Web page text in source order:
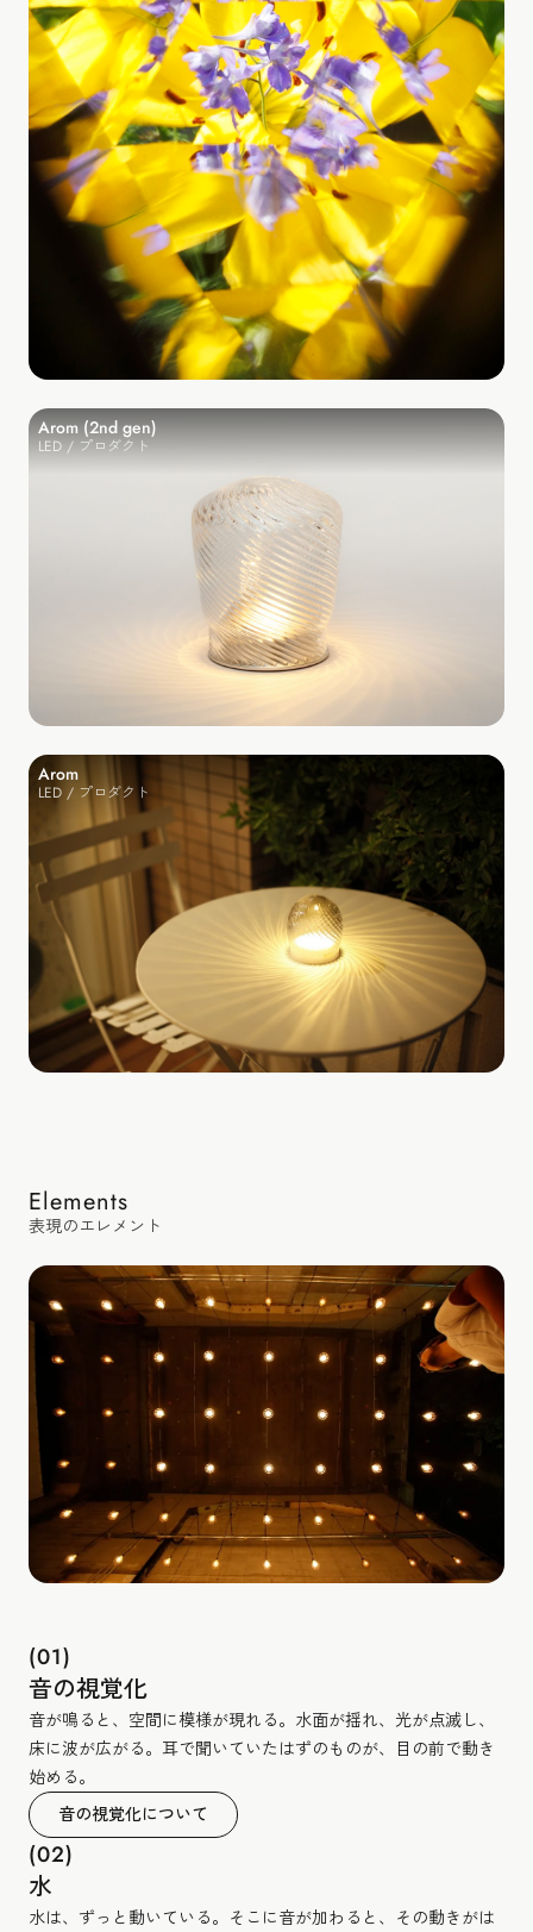
Arom (2nd gen)
LED / プロダクト
Arom
LED / プロダクト
Elements
表現のエレメント
(01)
音の視覚化
音が鳴ると、空間に模様が現れる。水面が揺れ、光が点滅し、
床に波が広がる。耳で聞いていたはずのものが、目の前で動き
始める。
音の視覚化について
(02)
水
水は、ずっと動いている。そこに音が加わると、その動きがは